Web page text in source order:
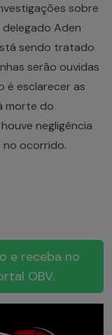
sobre
Aden
sendo tratado
serão ouvidas
é esclarecer as
morte do
negligência
no ocorrido.
e receba no
OBV.